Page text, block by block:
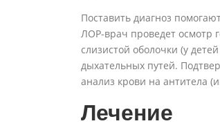
Поставить диагноз
ЛОР-врач проведет осмотр
слизистой оболочки (у
дыхательных путей.
анализ крови на антитела
Лечение